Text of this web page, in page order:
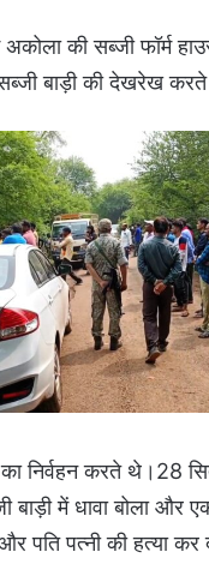
की सब्जी फॉर्म
बाड़ी की देखरेख
निर्वहन करते थे।28
बाड़ी में धावा बोला और
पति पत्नी की हत्या कर